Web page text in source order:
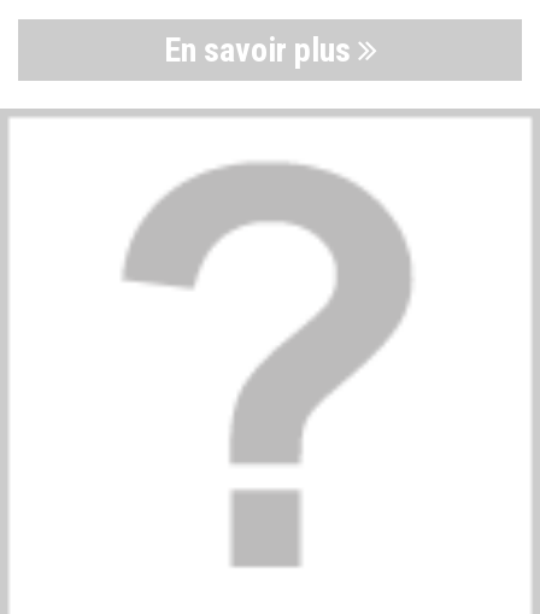
En savoir plus